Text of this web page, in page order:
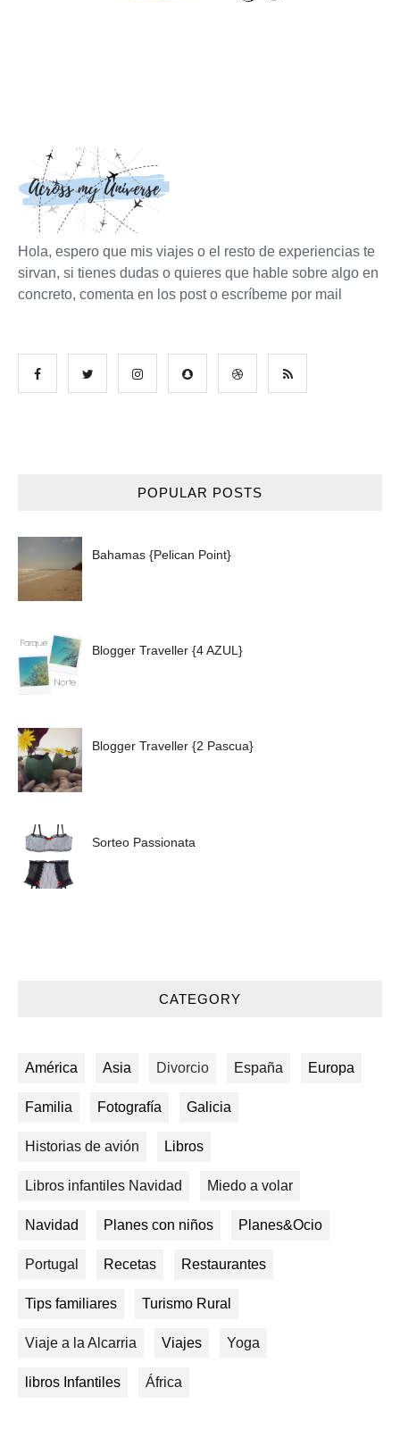
Hola, espero que mis viajes o el resto de experiencias te
sirvan, si tienes dudas o quieres que hable sobre algo en
concreto, comenta en los post o escríbeme por mail
POPULAR POSTS
Bahamas {Pelican Point}
Blogger Traveller {4 AZUL}
Blogger Traveller {2 Pascua}
Sorteo Passionata
CATEGORY
América Asia Divorcio España Europa
Familia Fotografía Galicia
Historias de avión Libros
Libros infantiles Navidad Miedo a volar
Navidad Planes con niños Planes&Ocio
Portugal Recetas Restaurantes
Tips familiares Turismo Rural
Viaje a la Alcarria Viajes Yoga
libros Infantiles África